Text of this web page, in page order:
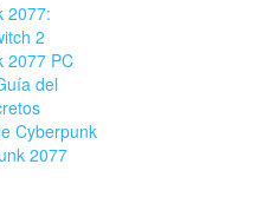
2077:
2
2077 PC
del
Cyberpunk
2077